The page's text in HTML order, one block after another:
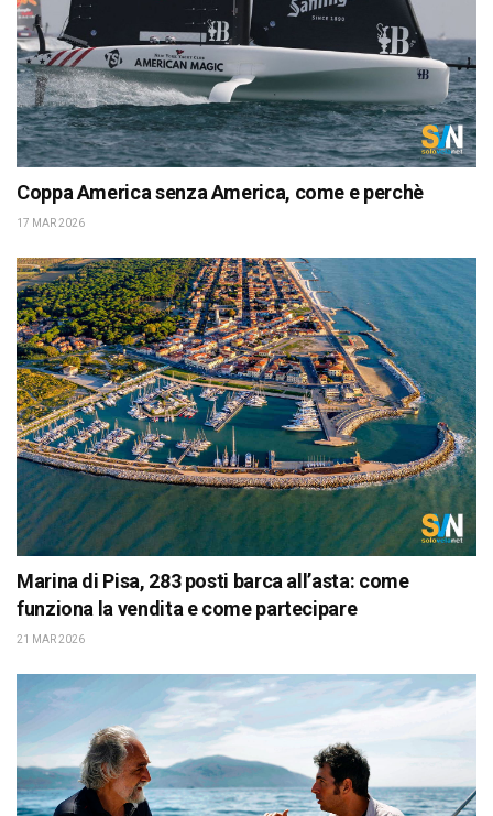
Coppa America senza America, come e perchè
17 MAR 2026
Marina di Pisa, 283 posti barca all’asta: come
funziona la vendita e come partecipare
21 MAR 2026